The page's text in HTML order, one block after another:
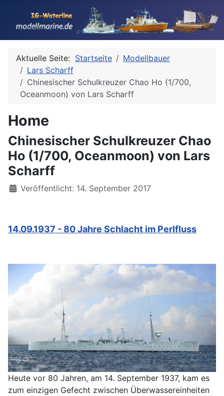
Aktuelle Seite: Startseite
Modellbauer
Lars Scharff
Chinesischer Schulkreuzer Chao Ho (1/700,
Oceanmoon) von Lars Scharff
Home
Chinesischer Schulkreuzer Chao
Ho (1/700, Oceanmoon) von Lars
Scharff
Details
Veröffentlicht: 14. September 2017
14.09.1937 - 80 Jahre Schlacht im Perlfluss
Heute vor 80 Jahren, am 14. September 1937, kam es
zum einzigen Gefecht zwischen Überwassereinheiten